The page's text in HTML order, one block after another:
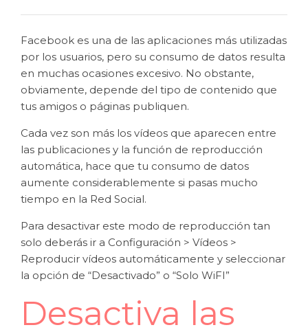
Facebook es una de las aplicaciones más utilizadas
por los usuarios, pero su consumo de datos resulta
en muchas ocasiones excesivo. No obstante,
obviamente, depende del tipo de contenido que
tus amigos o páginas publiquen.
Cada vez son más los vídeos que aparecen entre
las publicaciones y la función de reproducción
automática, hace que tu consumo de datos
aumente considerablemente si pasas mucho
tiempo en la Red Social.
Para desactivar este modo de reproducción tan
solo deberás ir a Configuración > Vídeos >
Reproducir vídeos automáticamente y seleccionar
la opción de “Desactivado” o “Solo WiFI”
Desactiva las